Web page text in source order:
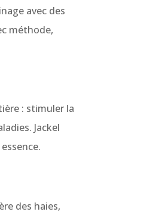
avec des
méthode,
: stimuler la
Jackel
des haies,